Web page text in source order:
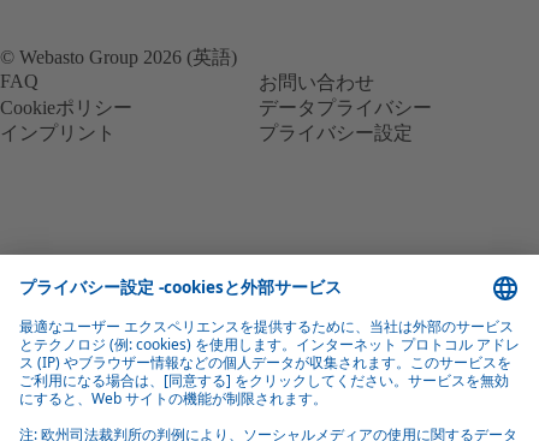
© Webasto Group 2026 (英語)
FAQ
お問い合わせ
Cookieポリシー
データプライバシー
インプリント
プライバシー設定